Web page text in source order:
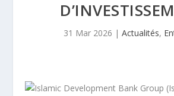
31 Mar 2026 | Actualités,